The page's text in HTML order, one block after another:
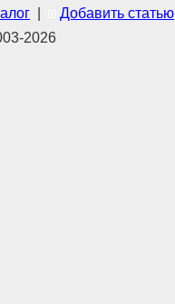
Добавить статью
2026